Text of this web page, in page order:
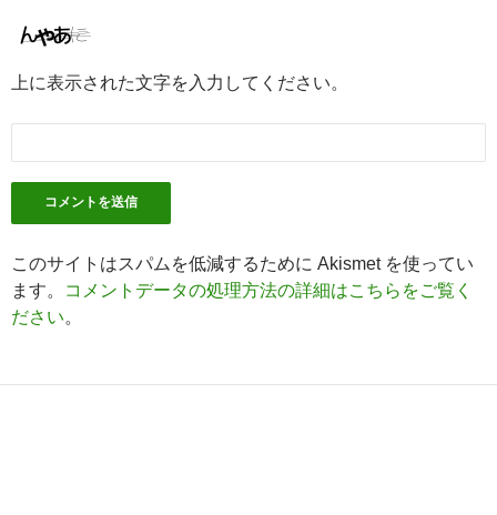
上に表示された文字を入力してください。
このサイトはスパムを低減するために Akismet を使ってい
ます。
コメントデータの処理方法の詳細はこちらをご覧く
ださい。